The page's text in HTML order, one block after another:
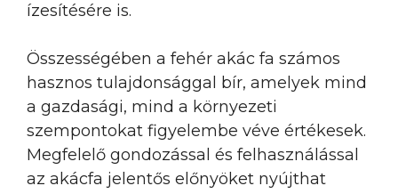
ízesítésére is.
Összességében a fehér akác fa számos
hasznos tulajdonsággal bír, amelyek mind
a gazdasági, mind a környezeti
szempontokat figyelembe véve értékesek.
Megfelelő gondozással és felhasználással
az akácfa jelentős előnyöket nyújthat